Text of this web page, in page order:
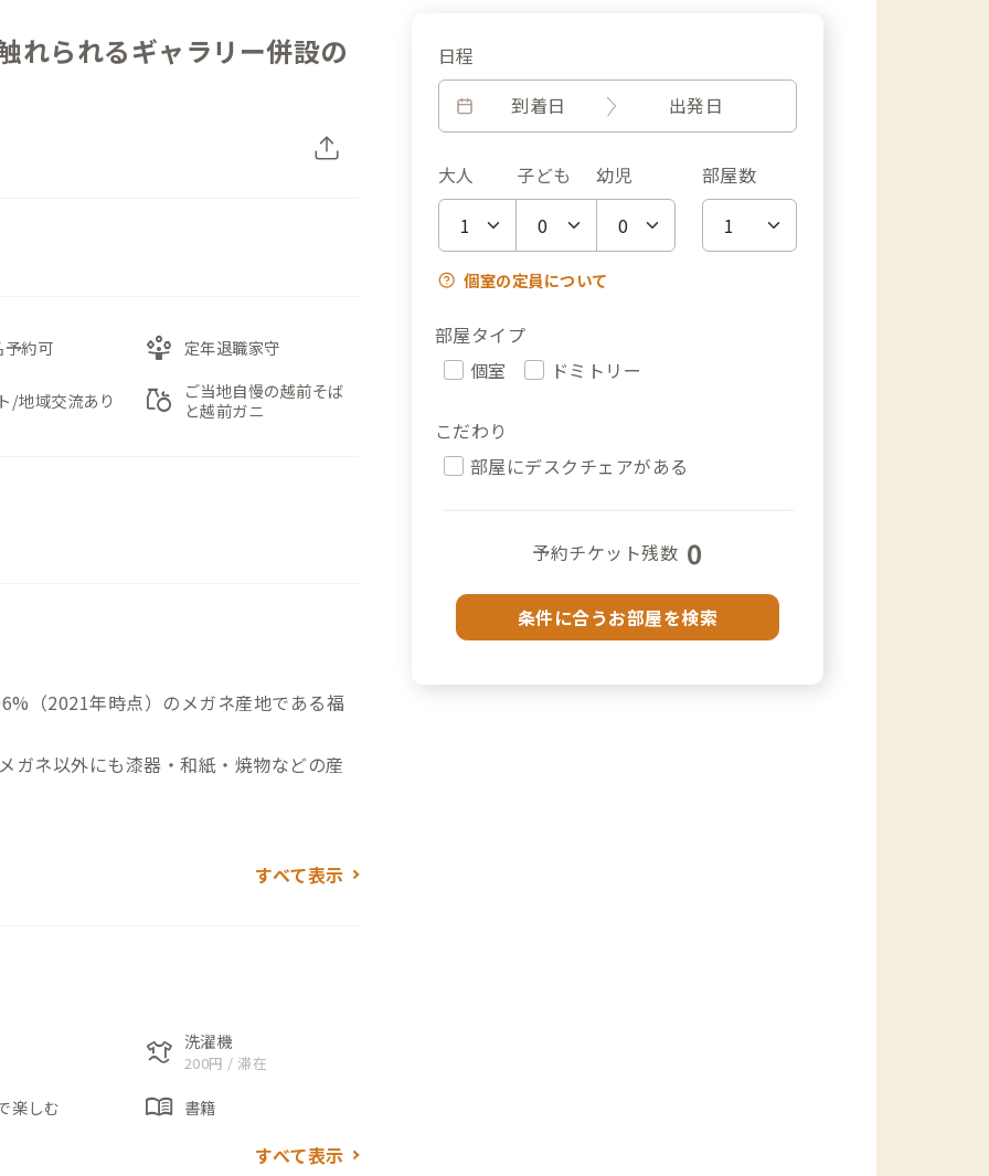
れられるギャラリー併設の
予約可 person_play 定年退職家守
/地域交流あり grocery
ご当地自慢の越前そば
と越前ガニ
（2021年時点）のメガネ産地である福
ガネ以外にも漆器・和紙・焼物などの産
人で滞在できる広めの個室で、同伴者と
お選びください。
共有スペースに近いので利便性も良いお
すべて表示
laundry 洗濯機
200円 / 滞在
楽しむ menu_book 書籍
すべて表示
日程
到着日
出発日
大人 子ども 幼児 部屋数
個室の定員について
部屋タイプ
個室
ドミトリー
こだわり
部屋にデスクチェアがある
予約チケット残数 0
条件に合うお部屋を検索